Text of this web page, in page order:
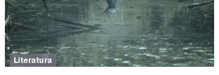
webu, v mujRozhlas a dalších podcastových aplikacích.
9. 7. 2021 Ondřej Neff: Případ ukradeného spáče
16. 7. 2021 Pavla Horáková: Návrat
23. 7. 2021 Petra Soukupová: Grilování
30. 7. 2021 Arnošt Goldflam: Úpis
6. 8. 2021 Michal Sýkora: Kletba Doroty Kaprálové
Literatura